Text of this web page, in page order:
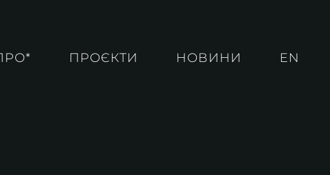
ПРОЄКТИ НОВИНИ EN